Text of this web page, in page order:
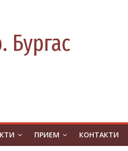
ПРИЕМ КОНТАКТИ